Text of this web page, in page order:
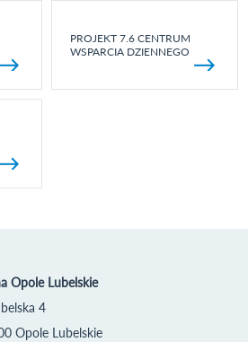
PROJEKT 7.6 CENTRUM
WSPARCIA DZIENNEGO
Opole Lubelskie
4
Opole Lubelskie